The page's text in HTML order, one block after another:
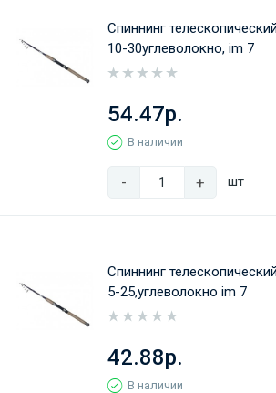
Спиннинг
10-30углеволокно, im 7
54.47р.
В наличии
- + шт
Спиннинг
5-25,углеволокно im 7
42.88р.
В наличии